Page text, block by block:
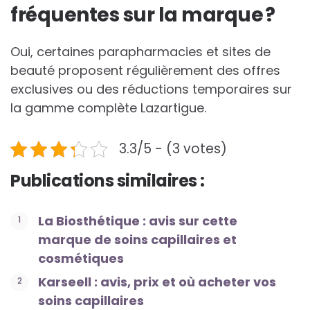
fréquentes sur la marque ?
Oui, certaines parapharmacies et sites de
beauté proposent régulièrement des offres
exclusives ou des réductions temporaires sur
la gamme complète Lazartigue.
3.3/5 - (3 votes)
Publications similaires :
La Biosthétique : avis sur cette
marque de soins capillaires et
cosmétiques
Karseell : avis, prix et où acheter vos
soins capillaires